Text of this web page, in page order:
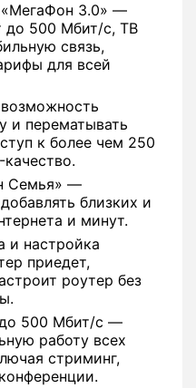
«МегаФон 3.0» —
до 500 Мбит/с, ТВ
связь,
для всей
и перематывать
к более чем 250
Семья» —
близких и
и минут.
и настройка
приедет,
роутер без
до 500 Мбит/с —
работу всех
стриминг,